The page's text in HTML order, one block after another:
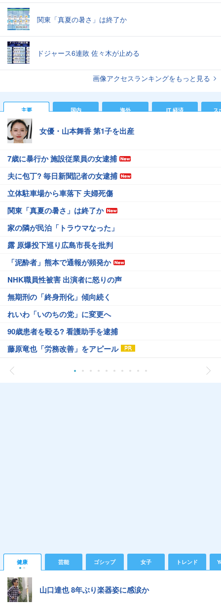
関東「真夏の暑さ」は終了か
ドジャース6連敗 佐々木が止める
画像アクセスランキングをもっと見る
主要 国内 海外 IT 経済 ス
女優・山本舞香 第1子を出産
7歳に暴行か 施設従業員の女逮捕
夫に包丁? 毎日新聞記者の女逮捕
立体駐車場から車落下 夫婦死傷
関東「真夏の暑さ」は終了か
家の隣が民泊「トラウマなった」
露 原爆投下巡り広島市長を批判
「泥酔者」熊本で通報が頻発か
NHK職員性被害 出演者に怒りの声
無期刑の「終身刑化」傾向続く
れいわ「いのちの党」に変更へ
90歳患者を殴る? 看護助手を逮捕
藤原竜也「労務改善」をアピール
健康 芸能 ゴシップ 女子 トレンド
山口達也 8年ぶり楽器姿に感涙か